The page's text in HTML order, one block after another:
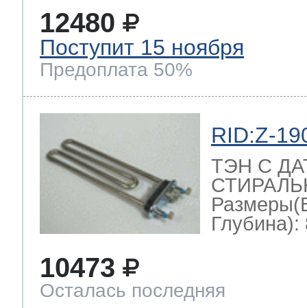
12480
Поступит 15 ноября
Предоплата 50%
RID:Z-
ТЭН С
Глубина):
10473
Осталась последняя